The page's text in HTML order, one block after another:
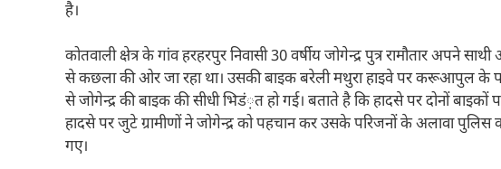
है।
कोतवाली क्षेत्र के गांव हरहरपुर निवासी 30 वर्षीय जोगेन्द्र पुत्र रामौतार अपने
से कछला की ओर जा रहा था। उसकी बाइक बरेली मथुरा हाइवे पर करूआपुल के
से जोगेन्द्र की बाइक की सीधी भिडं़त हो गई। बताते है कि हादसे पर दोनों
हादसे पर जुटे ग्रामीणों ने जोगेन्द्र को पहचान कर उसके परिजनों के अलावा
गए।